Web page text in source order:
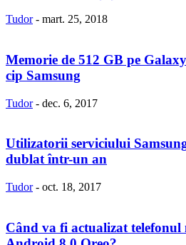
Tudor - mart. 25, 2018
Memorie de 512 GB pe
cip Samsung
Tudor - dec. 6, 2017
Utilizatorii serviciului
dublat într-un an
Tudor - oct. 18, 2017
Când va fi actualizat telefonul